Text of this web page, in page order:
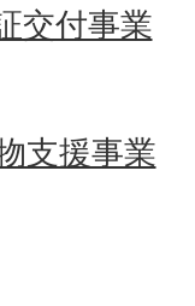
交付事業
支援事業